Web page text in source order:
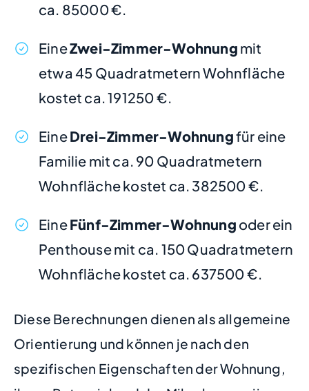
ca. 85000 €.
EineZwei-Zimmer-Wohnung mit
etwa 45 Quadratmetern Wohnfläche
kostet ca. 191250 €.
EineDrei-Zimmer-Wohnungfür eine
Familie mit ca. 90 Quadratmetern
Wohnfläche kostet ca. 382500 €.
EineFünf-Zimmer-Wohnung oder ein
Penthouse mit ca. 150 Quadratmetern
Wohnfläche kostet ca. 637500 €.
Diese Berechnungen dienen als allgemeine
Orientierung und können je nach den
spezifischen Eigenschaften der Wohnung,